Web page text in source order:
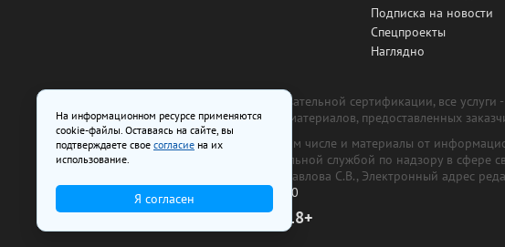
Подписка на новости
Спецпроекты
Наглядно
Все рекламные товары подлежат обязательной сертификации, все
изготовлена и размещена на основе материалов, предоставленных
На сайте www.irk.ru размещаются в том числе и материалы от
от 29 октября 2018 г., выдан Федеральной службой по надзору в сфере
ООО «Ирк.ру». Главный редактор — Павлова С.В., Электронный адрес
Телефон редакции:
+7 (3952) 48-88-50
18+
На информационном ресурсе применяются
cookie-файлы. Оставаясь на сайте, вы
подтверждаете свое согласие на их
использование.
Я согласен